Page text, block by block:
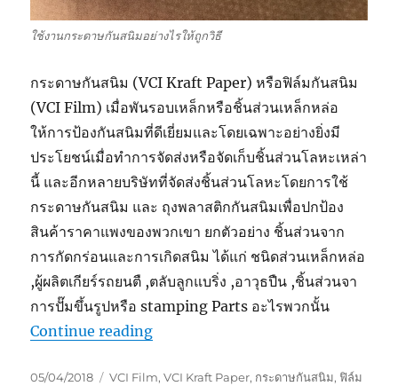
ใช้งานกระดาษกันสนิมอย่างไรให้ถูกวิธี
กระดาษกันสนิม (VCI Kraft Paper) หรือฟิล์มกันสนิม
(VCI Film) เมื่อพันรอบเหล็กหรือชิ้นส่วนเหล็กหล่อ
ให้การป้องกันสนิมที่ดีเยี่ยมและโดยเฉพาะอย่างยิ่งมี
ประโยชน์เมื่อทำการจัดส่งหรือจัดเก็บชิ้นส่วนโลหะเหล่า
นี้ และอีกหลายบริษัทที่จัดส่งชิ้นส่วนโลหะโดยการใช้
กระดาษกันสนิม และ ถุงพลาสติกกันสนิมเพื่อปกป้อง
สินค้าราคาแพงของพวกเขา ยกตัวอย่าง ชิ้นส่วนจาก
การกัดกร่อนและการเกิดสนิม ได้แก่ ชนิดส่วนเหล็กหล่อ
,ผู้ผลิตเกียร์รถยนตื ,ตลับลูกแบริ่ง ,อาวุธปืน ,ชิ้นส่วนจา
การปั๊มขึ้นรูปหรือ stamping Parts อะไรพวกนั้น
Continue reading“ใช้งานกระดาษกันสนิมอย่างไรให้ถูกวิ
Posted
05/04/2018 Tags
VCI Film,VCI Kraft Paper, กระดาษกันสนิม, ฟิล์ม